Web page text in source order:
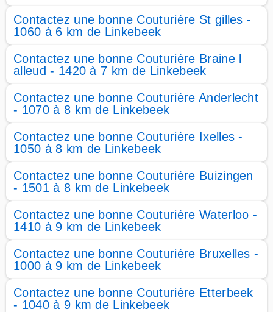
Contactez une bonne Couturière St gilles -
1060 à 6 km de Linkebeek
Contactez une bonne Couturière Braine l
alleud - 1420 à 7 km de Linkebeek
Contactez une bonne Couturière Anderlecht
- 1070 à 8 km de Linkebeek
Contactez une bonne Couturière Ixelles -
1050 à 8 km de Linkebeek
Contactez une bonne Couturière Buizingen
- 1501 à 8 km de Linkebeek
Contactez une bonne Couturière Waterloo -
1410 à 9 km de Linkebeek
Contactez une bonne Couturière Bruxelles -
1000 à 9 km de Linkebeek
Contactez une bonne Couturière Etterbeek
- 1040 à 9 km de Linkebeek